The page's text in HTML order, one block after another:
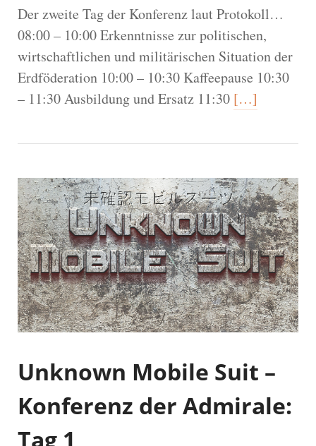
Der zweite Tag der Konferenz laut Protokoll…
08:00 – 10:00 Erkenntnisse zur politischen,
wirtschaftlichen und militärischen Situation der
Erdföderation 10:00 – 10:30 Kaffeepause 10:30
– 11:30 Ausbildung und Ersatz 11:30 […]
Unknown Mobile Suit –
Konferenz der Admirale:
Tag 1